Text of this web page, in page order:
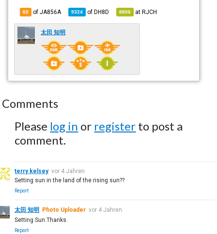
60 of JA856A 9324 ofDH8D 8806 atRJCH
太田 知明
Comments
Please log in or register to post a
comment.
terry kelsey vor 4 Jahren
Setting sun in the land of the rising sun??
Report
太田 知明 Photo Uploader vor 4 Jahren
Setting Sun.Thanks.
Report